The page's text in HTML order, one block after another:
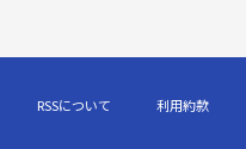
RSSについて 利用約款